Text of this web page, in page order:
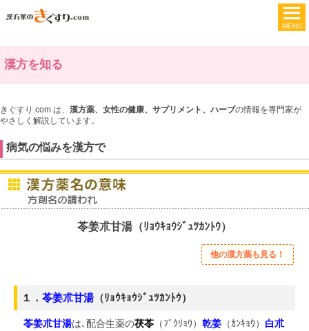
漢方を知る
きぐすり.com は、 漢方薬、女性の健康、サプリメント、ハーブの情報を専門家が
やさしく解説しています。
病気の悩みを漢方で
苓姜朮甘湯（ﾘｮｳｷｮｳｼﾞｭﾂｶﾝﾄｳ）
他の漢方薬も見る！
１． 苓姜朮甘湯 （ﾘｮｳｷｮｳｼﾞｭﾂｶﾝﾄｳ）
苓姜朮甘湯は､配合生薬の茯苓 （ﾌﾞｸﾘｮｳ） 乾姜 （ｶﾝｷｮｳ） 白朮